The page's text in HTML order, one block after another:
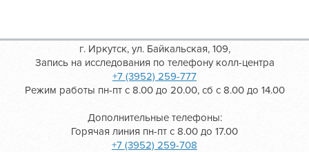
г. Иркутск, ул. Байкальская, 109,
Запись на исследования по телефону колл-центра
+7 (3952) 259-777
Режим работы пн-пт с 8.00 до 20.00, сб с 8.00 до 14.00
Дополнительные телефоны:
Горячая линия пн-пт с 8.00 до 17.00
+7 (3952) 259-708